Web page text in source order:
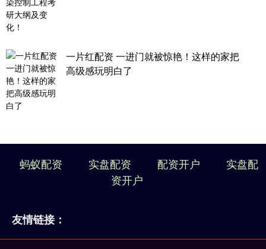
一片红配资 一进门就被惊艳！这样的家把
高级感玩明白了
蚂蚁配资 实盘配资 配资开户
实盘配
资开户
友情链接：